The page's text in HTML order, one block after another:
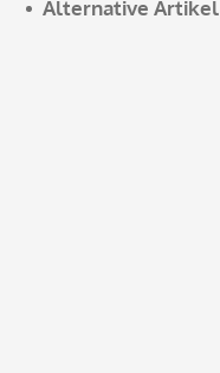
Alternative Artikel